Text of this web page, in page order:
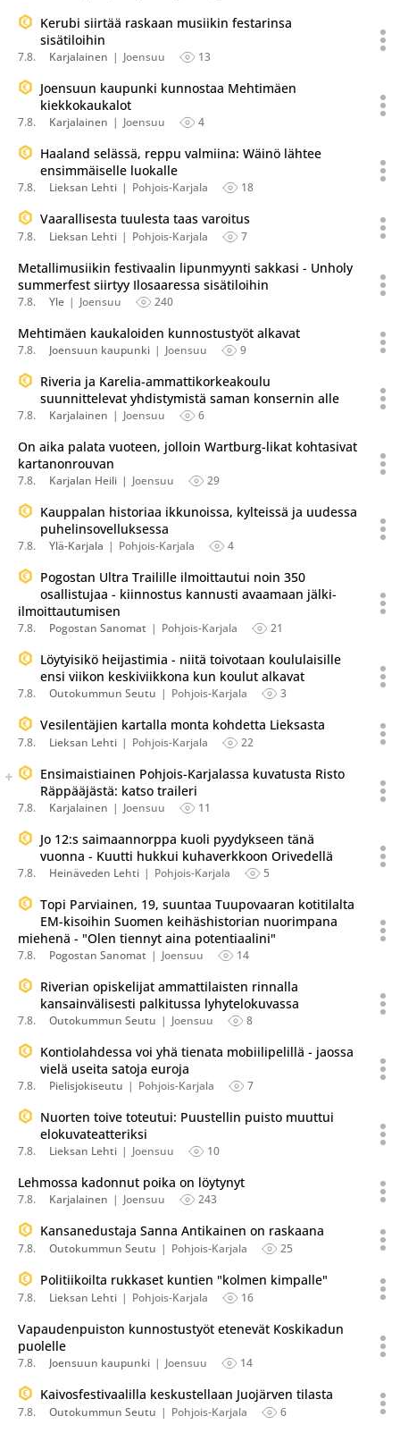
Kerubi siirtää raskaan musiikin festarinsa
sisätiloihin
7.8. Karjalainen Joensuu 13
Joensuun kaupunki kunnostaa Mehtimäen
kiekkokaukalot
7.8. Karjalainen Joensuu 4
Haaland selässä, reppu valmiina: Wäinö lähtee
ensimmäiselle luokalle
7.8. Lieksan Lehti Pohjois-Karjala 18
Vaarallisesta tuulesta taas varoitus
7.8. Lieksan Lehti Pohjois-Karjala 7
Metallimusiikin festivaalin lipunmyynti sakkasi - Unholy
summerfest siirtyy Ilosaaressa sisätiloihin
7.8. Yle Joensuu 240
Mehtimäen kaukaloiden kunnostustyöt alkavat
7.8. Joensuun kaupunki Joensuu 9
Riveria ja Karelia-ammattikorkeakoulu
suunnittelevat yhdistymistä saman konsernin alle
7.8. Karjalainen Joensuu 6
On aika palata vuoteen, jolloin Wartburg-likat kohtasivat
kartanonrouvan
7.8. Karjalan Heili Joensuu 29
Kauppalan historiaa ikkunoissa, kylteissä ja uudessa
puhelinsovelluksessa
7.8. Ylä-Karjala Pohjois-Karjala 4
Pogostan Ultra Trailille ilmoittautui noin 350
osallistujaa - kiinnostus kannusti avaamaan jälki-
ilmoittautumisen
7.8. Pogostan Sanomat Pohjois-Karjala 21
Löytyisikö heijastimia - niitä toivotaan koululaisille
ensi viikon keskiviikkona kun koulut alkavat
7.8. Outokummun Seutu Pohjois-Karjala 3
Vesilentäjien kartalla monta kohdetta Lieksasta
7.8. Lieksan Lehti Pohjois-Karjala 22
Seuraava uutinen on julkaistu useassa eri lähteessä.
Listaa uutisen kaikki versiot
Ensimaistiainen Pohjois-Karjalassa kuvatusta Risto
Räppääjästä: katso traileri
7.8. Karjalainen Joensuu 11
Jo 12:s saimaannorppa kuoli pyydykseen tänä
vuonna - Kuutti hukkui kuhaverkkoon Orivedellä
7.8. Heinäveden Lehti Pohjois-Karjala 5
Topi Parviainen, 19, suuntaa Tuupovaaran kotitilalta
EM-kisoihin Suomen keihäshistorian nuorimpana
miehenä - "Olen tiennyt aina potentiaalini"
7.8. Pogostan Sanomat Joensuu 14
Riverian opiskelijat ammattilaisten rinnalla
kansainvälisesti palkitussa lyhytelokuvassa
7.8. Outokummun Seutu Joensuu 8
Kontiolahdessa voi yhä tienata mobiilipelillä - jaossa
vielä useita satoja euroja
7.8. Pielisjokiseutu Pohjois-Karjala 7
Nuorten toive toteutui: Puustellin puisto muuttui
elokuvateatteriksi
7.8. Lieksan Lehti Joensuu 10
Lehmossa kadonnut poika on löytynyt
7.8. Karjalainen Joensuu 243
Kansanedustaja Sanna Antikainen on raskaana
7.8. Outokummun Seutu Pohjois-Karjala 25
Politiikoilta rukkaset kuntien "kolmen kimpalle"
7.8. Lieksan Lehti Pohjois-Karjala 16
Vapaudenpuiston kunnostustyöt etenevät Koskikadun
puolelle
7.8. Joensuun kaupunki Joensuu 14
Kaivosfestivaalilla keskustellaan Juojärven tilasta
7.8. Outokummun Seutu Pohjois-Karjala 6